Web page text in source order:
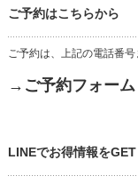
ご予約はこちらから
ご予約は、上記の電話番
→ご予約フォーム
LINEでお得情報をGET